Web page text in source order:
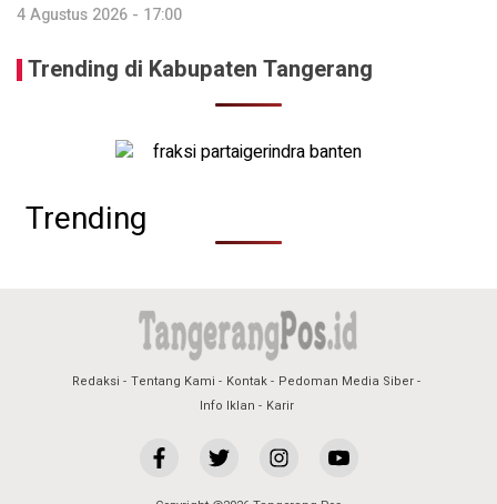
4 Agustus 2026 - 17:00
Trending di Kabupaten Tangerang
Trending
Redaksi Tentang Kami Kontak
Pedoman Media Siber
Info Iklan
Karir